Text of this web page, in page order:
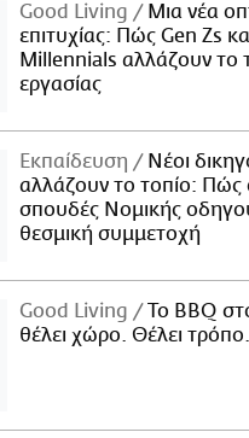
Good Living
Μια νέα
επιτυχίας: Πώς Gen Zs
Millennials αλλάζουν το
εργασίας
Εκπαίδευση
Νέοι
αλλάζουν το τοπίο: Πώς
σπουδές Νομικής
θεσμική συμμετοχή
Good Living
Το BBQ
θέλει χώρο. Θέλει τρόπο.